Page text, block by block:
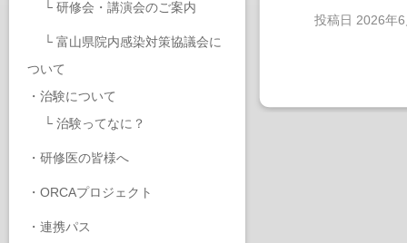
└ 研修会・講演会のご案内
└ 富山県院内感染対策協議会に
ついて
・ 治験について
└ 治験ってなに？
・ 研修医の皆様へ
・ ORCAプロジェクト
・ 連携パス
投稿日 2026年